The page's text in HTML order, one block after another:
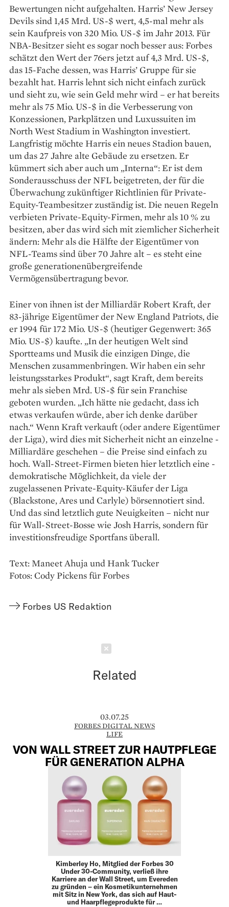
Bewertungen nicht ­aufgehalten. Harris’ New Jersey
Devils sind 1,45 Mrd. US-$ wert, 4,5-mal mehr als
sein Kaufpreis von 320 Mio. US-$ im Jahr 2013. Für
NBA-Besitzer sieht es sogar noch besser aus: Forbes
schätzt den Wert der 76ers jetzt auf 4,3 Mrd. US-$,
das 15-Fache dessen, was Harris’ Gruppe für sie
bezahlt hat. Harris lehnt sich nicht einfach zurück
und sieht zu, wie sein Geld mehr wird – er hat bereits
mehr als 75 Mio. US-$ in die Verbesserung von
Konzessionen, Parkplätzen und Luxussuiten im
North West Stadium in Washington investiert.
Langfristig möchte Harris ein neues Stadion bauen,
um das 27 Jahre alte Gebäude zu ersetzen. Er
kümmert sich aber auch um „Interna“: Er ist dem
Sonderausschuss der NFL beigetreten, der für die
Überwachung zukünftiger Richtlinien für Private-
Equity-Teambesitzer zuständig ist. Die neuen Regeln
verbieten Private-Equity-Firmen, mehr als 10 % zu
besitzen, aber das wird sich mit ziemlicher Sicherheit
ändern: Mehr als die Hälfte der Eigentümer von
NFL-Teams sind über 70 Jahre alt – es steht eine
große generationen­übergreifende
Vermögensübertragung bevor.
Einer von ihnen ist der Milliardär Robert Kraft, der
83-jährige Eigentümer der New England Patriots, die
er 1994 für 172 Mio. US-$ (heutiger Gegenwert: 365
Mio. US-$) kaufte. „In der heutigen Welt sind
Sportteams und Musik die einzigen Dinge, die
Menschen zusammenbringen. Wir haben ein sehr
leistungsstarkes Produkt“, sagt Kraft, dem bereits
mehr als sieben Mrd. US-$ für sein Franchise
geboten wurden. „Ich hätte nie gedacht, dass ich
etwas verkaufen würde, aber ich denke darüber
nach.“ Wenn Kraft verkauft (oder andere Eigentümer
der Liga), wird dies mit Sicherheit nicht an einzelne ­
Milliardäre geschehen – die Preise sind einfach zu
hoch. Wall-Street-Firmen bieten hier letztlich eine ­
demokratische Möglichkeit, da viele der
zugelassenen Private-Equity-Käufer der Liga
(Blackstone, Ares und Carlyle) börsennotiert sind.
Und das sind letztlich gute Neuigkeiten – nicht nur
für Wall-Street-Bosse wie Josh Harris, sondern für
investitionsfreudige Sportfans überall.
Text: Maneet Ahuja und Hank Tucker
Fotos: Cody Pickens für Forbes
Forbes US Redaktion
Related
03.07.25
FORBES DIGITAL NEWS
LIFE
VON WALL STREET ZUR HAUTPFLEGE
FÜR GENERATION ALPHA
Kimberley Ho, Mitglied der Forbes 30
Under 30-Community, verließ ihre
Karriere an der Wall Street, um Evereden
zu gründen – ein Kosmetikunternehmen
mit Sitz in New York, das sich auf Haut-
und Haarpflegeprodukte für …